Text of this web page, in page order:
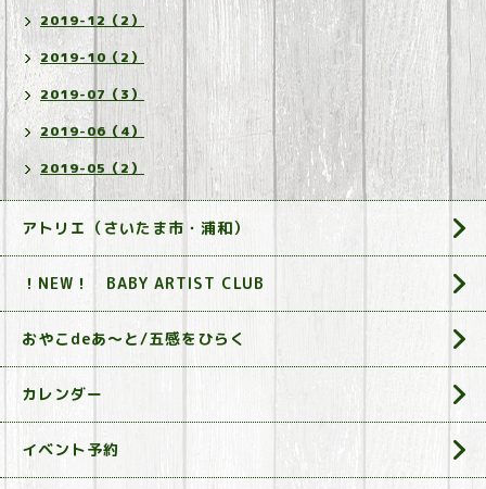
2019-12（2）
2019-10（2）
2019-07（3）
2019-06（4）
2019-05（2）
アトリエ（さいたま市・浦和）
！NEW！ BABY ARTIST CLUB
おやこdeあ～と/五感をひらく
カレンダー
イベント予約